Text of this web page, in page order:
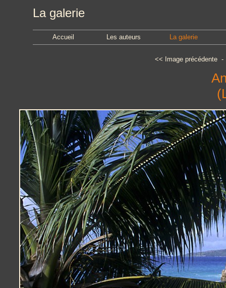
La galerie
Accueil Les auteurs La galerie
<< Image précédente